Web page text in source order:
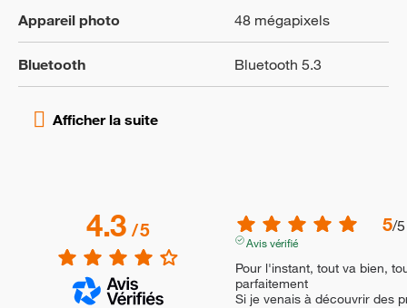
Appareil photo 48 mégapixels
Bluetooth Bluetooth 5.3
4.3/5 5/5
Avis vérifié
Pour l'instant, tout va bien,
parfaitement
Si je venais à découvrir des